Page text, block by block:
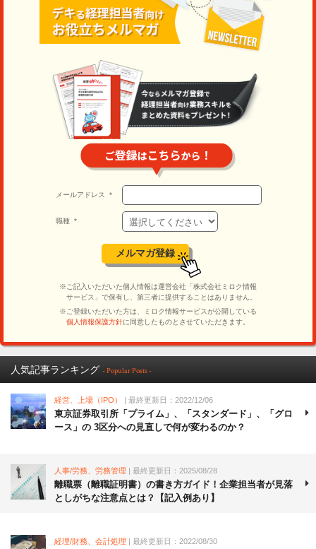
人気記事ランキング - Popular Posts -
経営、上場（IPO） | 最終更新日：2022/12/06
東京証券取引所「プライム」、「スタンダード」、「グロ
ース」の 3区分への見直しで何が変わるのか？
人事/労務、労務管理 | 最終更新日：2025/08/28
離職票（離職証明書）の書き方ガイド！企業担当者が見落
としがちな注意点とは？【記入例あり】
経理/財務、会計処理 | 最終更新日：2022/08/30